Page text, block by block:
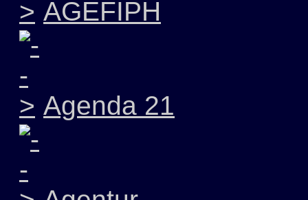
AGEFIPH
Agenda 21